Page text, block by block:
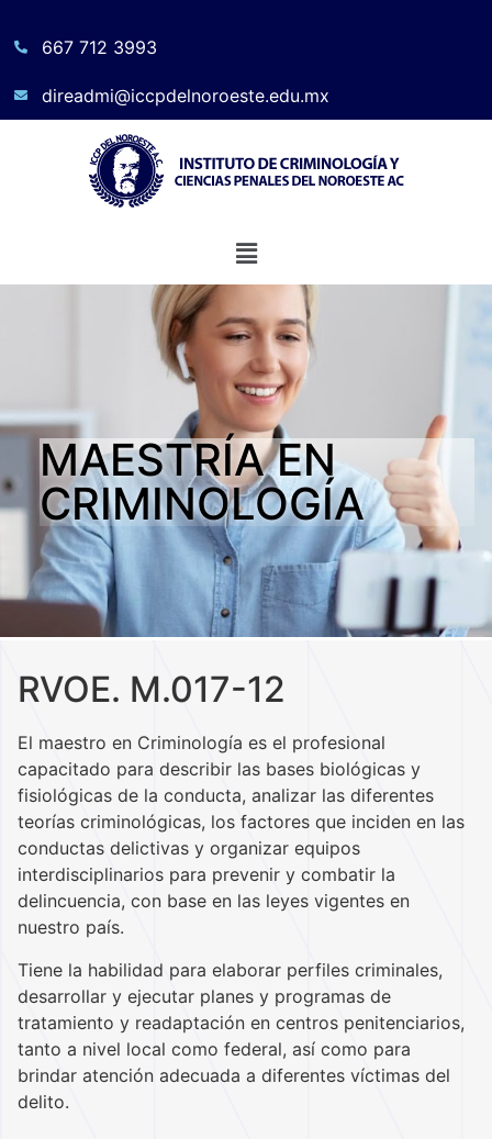
667 712 3993
direadmi@iccpdelnoroeste.edu.mx
MAESTRÍA EN
CRIMINOLOGÍA
RVOE. M.017-12
El maestro en Criminología es el profesional
capacitado para describir las bases biológicas y
fisiológicas de la conducta, analizar las diferentes
teorías criminológicas, los factores que inciden en las
conductas delictivas y organizar equipos
interdisciplinarios para prevenir y combatir la
delincuencia, con base en las leyes vigentes en
nuestro país.
Tiene la habilidad para elaborar perfiles criminales,
desarrollar y ejecutar planes y programas de
tratamiento y readaptación en centros penitenciarios,
tanto a nivel local como federal, así como para
brindar atención adecuada a diferentes víctimas del
delito.